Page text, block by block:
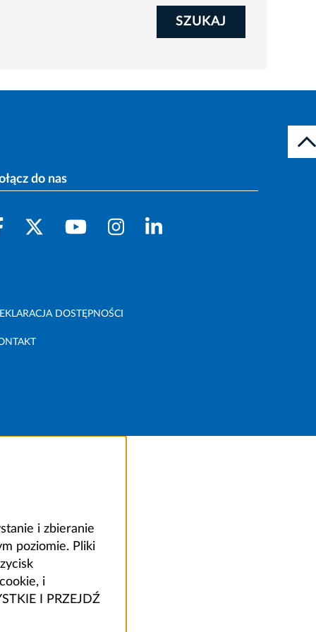
SZUKAJ
do nas
DOSTĘPNOŚCI
i zbieranie
poziomie. Pliki
i
I PRZEJDŹ